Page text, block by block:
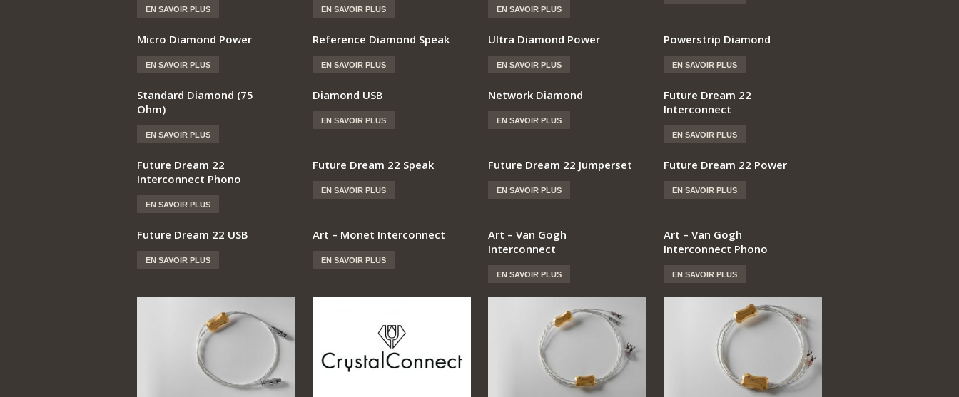
EN SAVOIR PLUS EN SAVOIR PLUS EN SAVOIR PLUS
Micro Diamond Power
EN SAVOIR PLUS
Reference Diamond Speak
EN SAVOIR PLUS
Ultra Diamond Power
EN SAVOIR PLUS
Powerstrip Diamond
EN SAVOIR PLUS
Standard Diamond (75
Ohm)
EN SAVOIR PLUS
Diamond USB
EN SAVOIR PLUS
Network Diamond
EN SAVOIR PLUS
Future Dream 22
Interconnect
EN SAVOIR PLUS
Future Dream 22
Interconnect Phono
EN SAVOIR PLUS
Future Dream 22 Speak
EN SAVOIR PLUS
Future Dream 22 Jumperset
EN SAVOIR PLUS
Future Dream 22 Power
EN SAVOIR PLUS
Future Dream 22 USB
EN SAVOIR PLUS
Art – Monet Interconnect
EN SAVOIR PLUS
Art – Van Gogh
Interconnect
EN SAVOIR PLUS
Art – Van Gogh
Interconnect Phono
EN SAVOIR PLUS